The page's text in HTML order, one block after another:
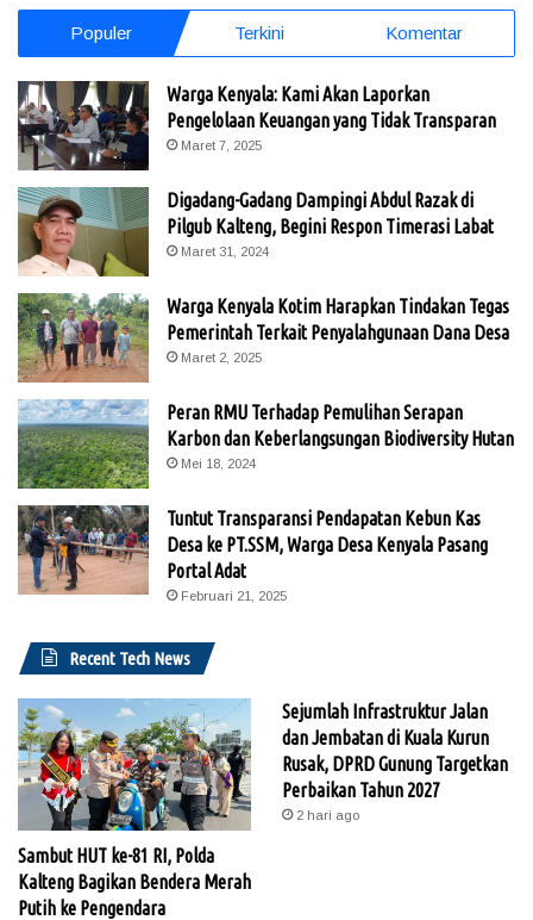
Populer Terkini Komentar
Warga Kenyala: Kami Akan Laporkan
Pengelolaan Keuangan yang Tidak Transparan
Maret 7, 2025
Digadang-Gadang Dampingi Abdul Razak di
Pilgub Kalteng, Begini Respon Timerasi Labat
Maret 31, 2024
Warga Kenyala Kotim Harapkan Tindakan Tegas
Pemerintah Terkait Penyalahgunaan Dana Desa
Maret 2, 2025
Peran RMU Terhadap Pemulihan Serapan
Karbon dan Keberlangsungan Biodiversity Hutan
Mei 18, 2024
Tuntut Transparansi Pendapatan Kebun Kas
Desa ke PT.SSM, Warga Desa Kenyala Pasang
Portal Adat
Februari 21, 2025
Recent Tech News
Sambut HUT ke-81 RI, Polda
Kalteng Bagikan Bendera Merah
Putih ke Pengendara
Sejumlah Infrastruktur Jalan
dan Jembatan di Kuala Kurun
Rusak, DPRD Gunung Targetkan
Perbaikan Tahun 2027
2 hari ago